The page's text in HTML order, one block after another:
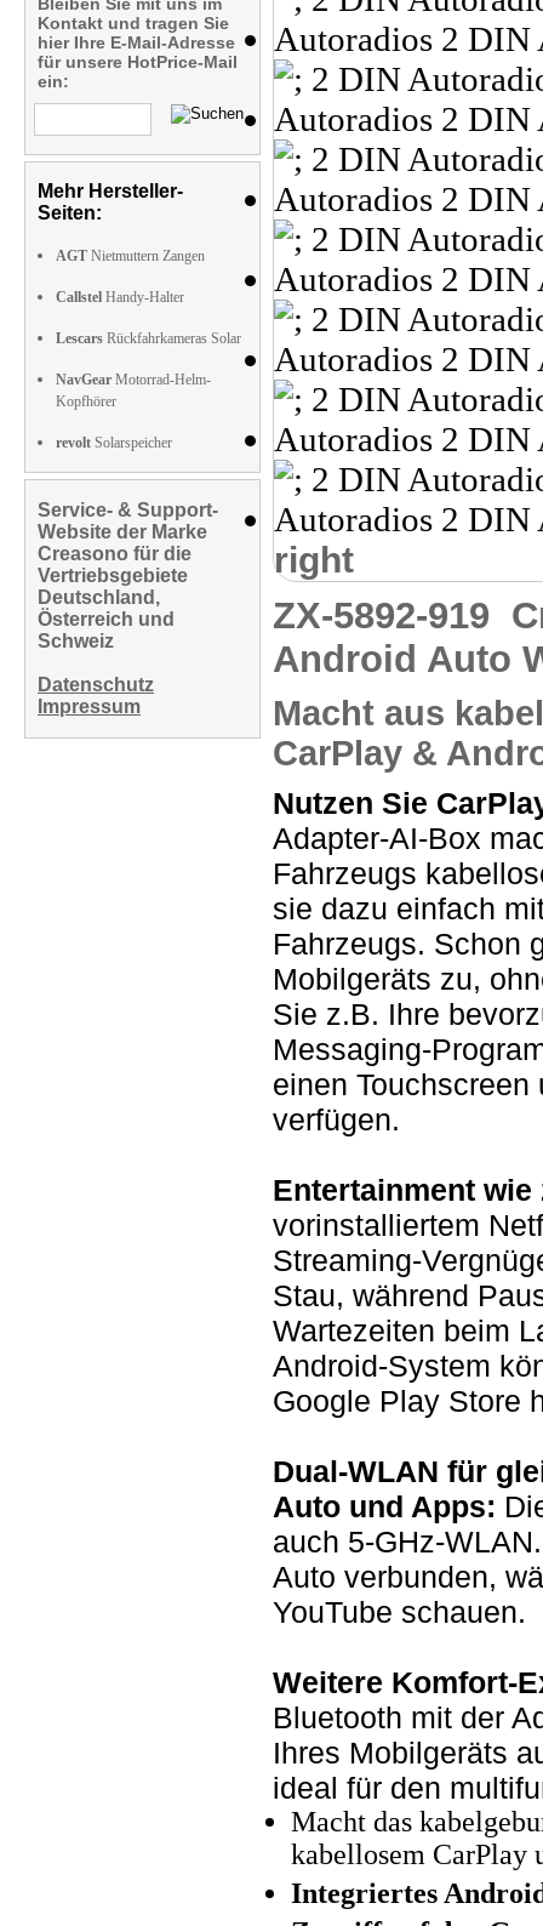
Kontakt und tragen Sie
hier Ihre E-Mail-Adresse
für unsere HotPrice-Mail
ein:
Mehr Hersteller-
Seiten:
AGT Nietmuttern Zangen
Callstel Handy-Halter
Lescars Rückfahrkameras Solar
NavGear Motorrad-Helm-
Kopfhörer
revolt Solarspeicher
Service- & Support-
Website der Marke
Creasono für die
Vertriebsgebiete
Deutschland,
Österreich und
Schweiz
Datenschutz
Impressum
right
ZX-5892-919
Android Auto
Macht aus
CarPlay &
Nutzen Sie
Adapter-AI-Box
Fahrzeugs
sie dazu einfach
Fahrzeugs. Schon
Mobilgeräts zu,
Sie z.B. Ihre
Messaging-
einen
verfügen.
Entertainment wie
vorinstalliertem
Streaming-
Stau, während
Wartezeiten beim
Android-System
Google Play Store
Dual-WLAN für
Auto und Apps:
auch 5-GHz-
Auto verbunden,
YouTube schauen.
Weitere Komfort-
Bluetooth mit der
Ihres Mobilgeräts
ideal für den
Macht das
kabellosem CarPlay
Integriertes